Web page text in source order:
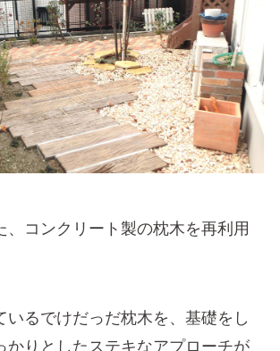
、コンクリート製の枕木を再利用
いるでけだっだ枕木を、基礎をし
かりとしたステキなアプローチが